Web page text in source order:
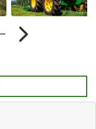
Próximo